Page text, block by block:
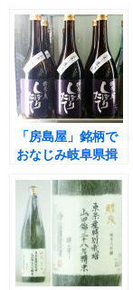
「房島屋」銘柄で
おなじみ岐阜県揖
酒『揖斐の蔵 しぼ
りたて』！